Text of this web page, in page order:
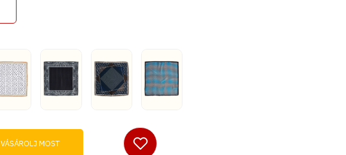
VÁSÁROLJ MOST